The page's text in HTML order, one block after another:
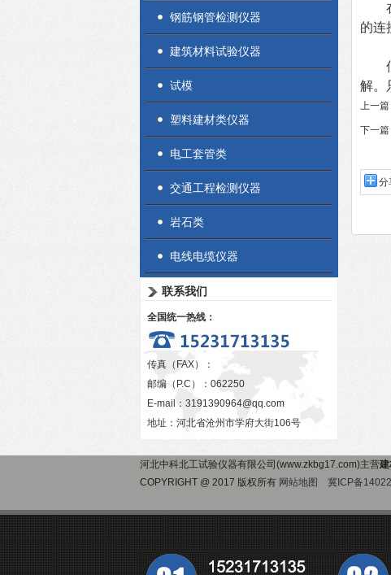
钢筋钢管检测仪器
建筑材料试验仪器
试模
塑料建材类仪器
电工套管类
交通工程检测仪器
岩石类
电线电缆仪器
联系我们
全国统一热线：
传真（FAX）：
邮编（P.C）：062250
E-mail： 3191390964@qq.com
地址：河北省沧州市学府大街106号
在
的连
低
解。
上一篇
下一篇
分
河北中科北工试验仪器有限公司(www.zkbg17.com)主营
COPYRIGHT @ 2017 版权所有 网站地图 冀ICP备